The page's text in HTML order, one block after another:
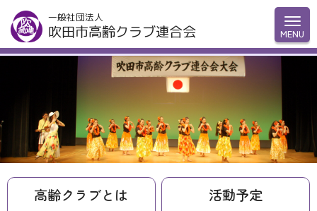
一般社団法人
吹田市高齢クラブ連合会
高齢クラブとは 活動予定